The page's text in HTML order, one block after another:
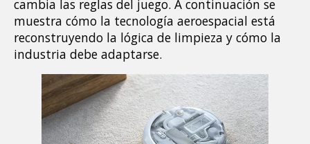
cambia las reglas del juego. A continuación se
muestra cómo la tecnología aeroespacial está
reconstruyendo la lógica de limpieza y cómo la
industria debe adaptarse.